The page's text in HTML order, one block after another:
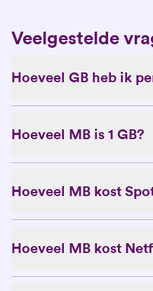
Veelgestelde
Hoeveel GB heb ik
Hoeveel MB is 1 GB?
Hoeveel MB kost
Hoeveel MB kost